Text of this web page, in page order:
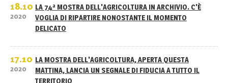
18.10
2020
LA 74ª MOSTRA DELL'AGRICOLTURA IN ARCHIVIO. C'È
VOGLIA DI RIPARTIRE NONOSTANTE IL MOMENTO
DELICATO
17.10
2020
LA MOSTRA DELL'AGRICOLTURA, APERTA QUESTA
MATTINA, LANCIA UN SEGNALE DI FIDUCIA A TUTTO IL
TERRITORIO